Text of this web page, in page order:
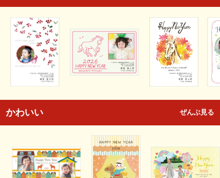
かわいい ぜんぶ見る